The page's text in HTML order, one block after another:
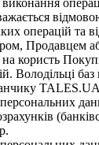
операцій та
Продавцем
на користь
Володільці
TALES.UA